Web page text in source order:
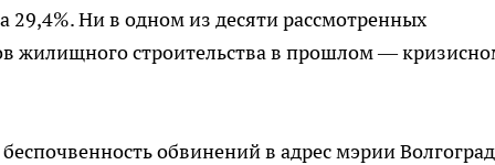
Ни в одном из десяти рассмотренных
жилищного строительства в прошлом —
обвинений в адрес мэрии